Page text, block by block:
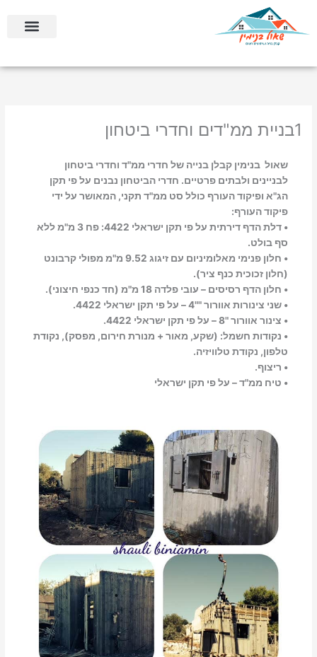
1בניית ממ"דים וחדרי ביטחון
שאול בנימין קבלן בנייה של חדרי ממ"ד וחדרי ביטחון
לבניינים ולבתים פרטיים. חדרי הביטחון נבנים על פי תקן
הג"א ופיקוד העורף כולל סט ממ"ד תקני, המאושר על ידי
פיקוד העורף:
• דלת הדף דירתית על פי תקן ישראלי 4422: פח 3 מ"מ ללא
סף בולט.
• חלון פנימי מאלומיניום עם זיגוג 9.52 מ"מ מפולי קרבונט
(חלון זכוכית כנף ציר).
• חלון הדף רסיסים – עובי פלדה 18 מ"מ (חד כנפי חיצוני).
• שני צינורות אוורור ""4 – על פי תקן ישראלי 4422.
• צינור אוורור "8 – על פי תקן ישראלי 4422.
• נקודות חשמל: (שקע, מאור + מנורת חירום, מפסק), נקודת
טלפון, נקודת טלוויזיה.
• ריצוף.
• טיח ממ"ד – על פי תקן ישראלי